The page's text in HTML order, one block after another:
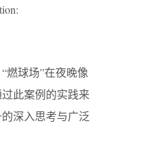
燃球场”在夜晚像
此案例的实践来
深入思考与广泛